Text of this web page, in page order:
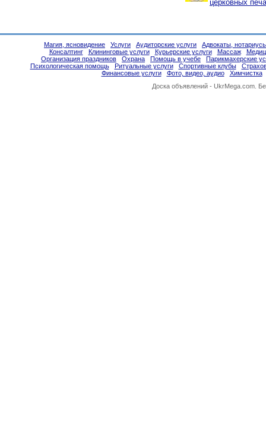
церковных
Магия, ясновидение Услуги Аудиторские услуги
Адвокаты,
Консалтинг
Клининговые услуги Курьерские услуги Массаж
Организация праздников
Охрана Помощь в учебе
Парикмахерские
Психологическая помощь
Ритуальные услуги Спортивные клубы
Финансовые услуги
Фото, видео, аудио
Химчистка
Доска объявлений - UkrMega.com.